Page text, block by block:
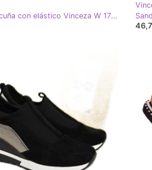
Zapatillas cuña con elástico Vinceza W 17247 plata